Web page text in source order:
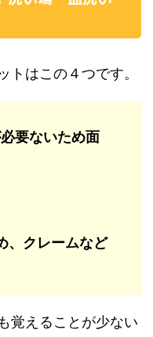
トはこの４つです。
要ないため面
、クレームなど
覚えることが少ない